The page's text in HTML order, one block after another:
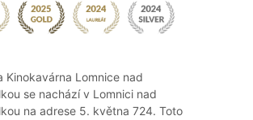
Kinokavárna Lomnice nad
se nachází v Lomnici nad
na adrese 5. května 724. Toto